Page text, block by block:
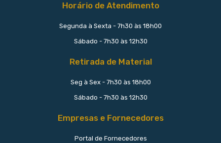
Horário de Atendimento
Segunda à Sexta - 7h30 às 18h00
Sábado - 7h30 às 12h30
Retirada de Material
Seg à Sex - 7h30 às 18h00
Sábado - 7h30 às 12h30
Empresas e Fornecedores
Portal de Fornecedores